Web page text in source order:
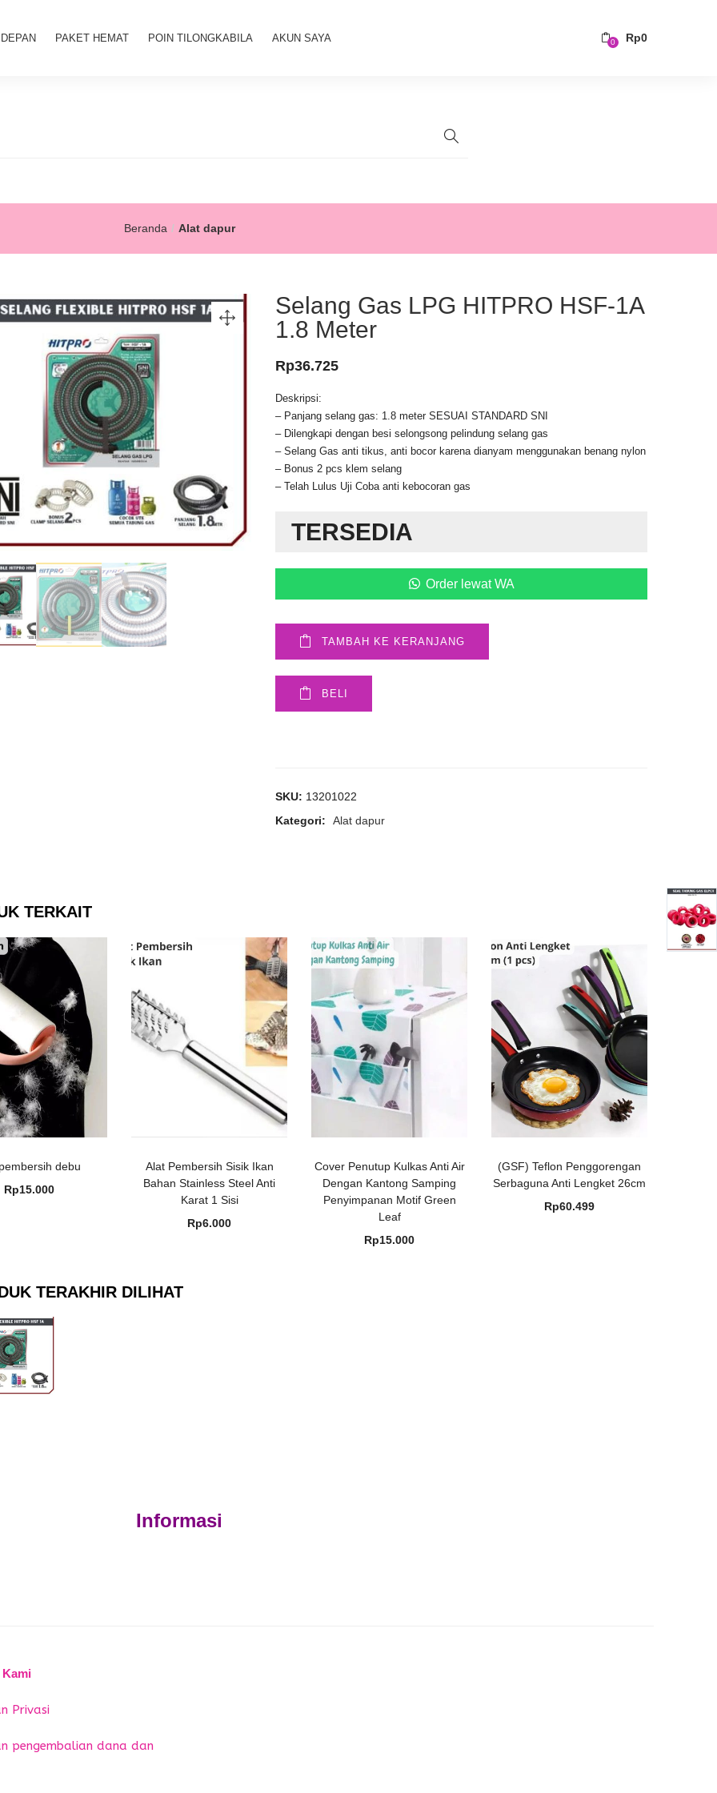
PAKET HEMAT POIN TILONGKABILA AKUN SAYA 0 Rp0
Beranda Alat dapur
Selang Gas LPG HITPRO HSF-1A
1.8 Meter
Rp36.725
Deskripsi:
– Panjang selang gas: 1.8 meter SESUAI STANDARD SNI
– Dilengkapi dengan besi selongsong pelindung selang gas
– Selang Gas anti tikus, anti bocor karena dianyam menggunakan benang nylon
– Bonus 2 pcs klem selang
– Telah Lulus Uji Coba anti kebocoran gas
TERSEDIA
Order lewat WA
TAMBAH KE KERANJANG
BELI
SKU: 13201022
Kategori:
Alat dapur
TERKAIT
debu
Rp15.000
Alat Pembersih Sisik Ikan
Bahan Stainless Steel Anti
Karat 1 Sisi
Rp6.000
Cover Penutup Kulkas Anti Air
Dengan Kantong Samping
Penyimpanan Motif Green
Leaf
Rp15.000
(GSF) Teflon Penggorengan
Serbaguna Anti Lengket 26cm
Rp60.499
TERAKHIR DILIHAT
Informasi
Kami
Privasi
pengembalian dana dan